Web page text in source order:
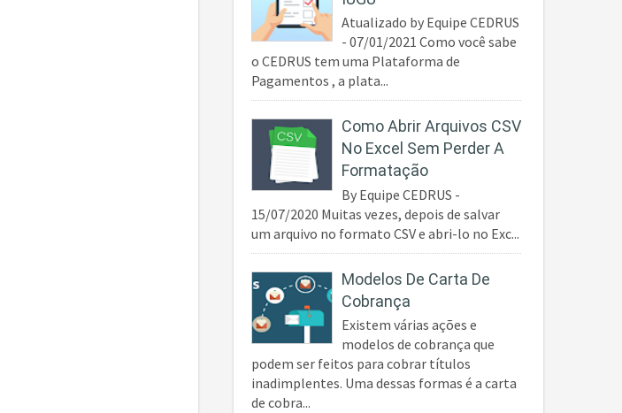
Atualizado by Equipe CEDRUS
- 07/01/2021 Como você sabe
o CEDRUS tem uma Plataforma de
Pagamentos , a plata...
Como Abrir Arquivos CSV
No Excel Sem Perder A
Formatação
By Equipe CEDRUS -
15/07/2020 Muitas vezes, depois de salvar
um arquivo no formato CSV e abri-lo no Exc...
Modelos De Carta De
Cobrança
Existem várias ações e
modelos de cobrança que
podem ser feitos para cobrar títulos
inadimplentes. Uma dessas formas é a carta
de cobra...